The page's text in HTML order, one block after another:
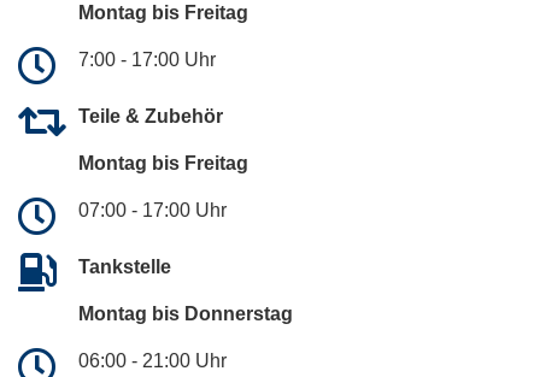
Montag bis Freitag
7:00 - 17:00 Uhr
Teile & Zubehör
Montag bis Freitag
07:00 - 17:00 Uhr
Tankstelle
Montag bis Donnerstag
06:00 - 21:00 Uhr